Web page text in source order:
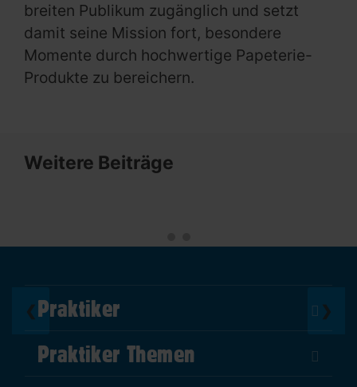
breiten Publikum zugänglich und setzt
damit seine Mission fort, besondere
Momente durch hochwertige Papeterie-
Produkte zu bereichern.
Weitere Beiträge
❮ ❯
Praktiker
Über Uns
Impressum
Praktiker Themen